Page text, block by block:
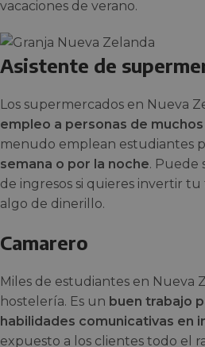
vacaciones de verano.
Asistente de
Los supermercados en Nueva
empleo a personas de
menudo emplean estudiantes
semana o por la noche. Puede
de ingresos si quieres invertir
algo de dinerillo.
Camarero
Miles de estudiantes en Nueva
hostelería. Es un buen trabajo
habilidades comunicativas en
expuesto a los clientes todo el